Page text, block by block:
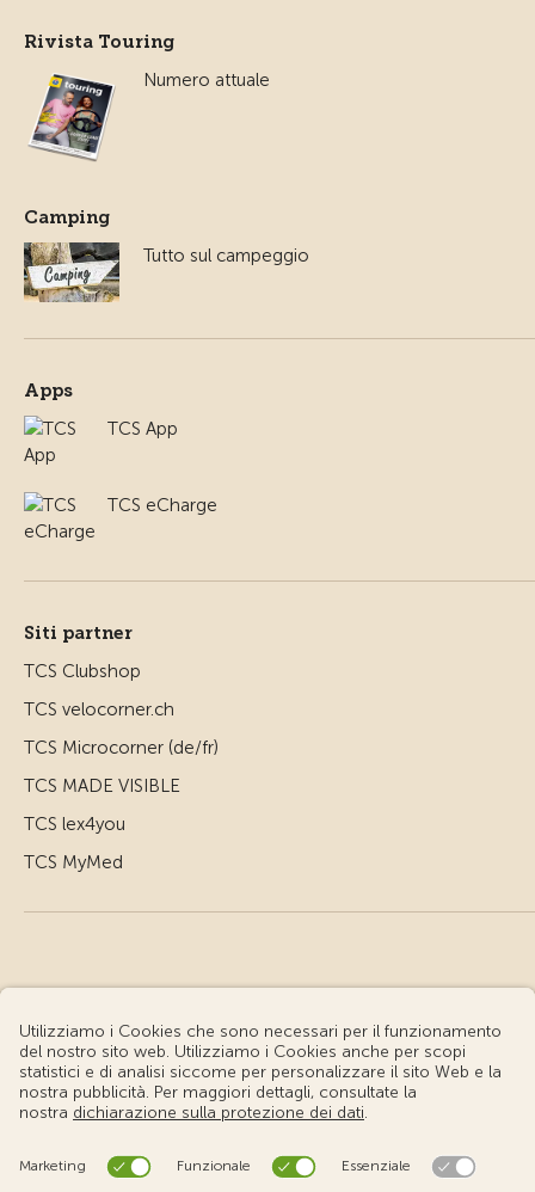
Rivista Touring
Numero attuale
Camping
Tutto sul campeggio
Apps
TCS App
TCS eCharge
Siti partner
TCS Clubshop
TCS velocorner.ch
TCS Microcorner (de/fr)
TCS MADE VISIBLE
TCS lex4you
TCS MyMed
© Touring Club Svizzero
Condizioni d'uso – Informazioni giuridiche